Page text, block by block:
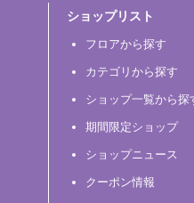
ショップリスト
フロアから探す
カテゴリから探す
ショップ一覧から探
期間限定ショップ
ショップニュース
クーポン情報